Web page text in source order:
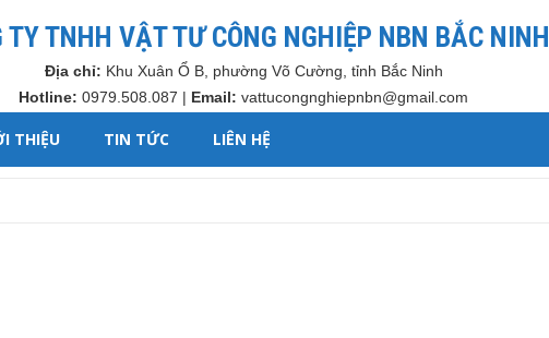
TY TNHH VẬT TƯ CÔNG NGHIỆP NBN BẮC NINH
Địa chỉ: Khu Xuân Ổ B, phường Võ Cường, tỉnh Bắc Ninh
Hotline: 0979.508.087 | Email: vattucongnghiepnbn@gmail.com
THIỆU TIN TỨC LIÊN HỆ